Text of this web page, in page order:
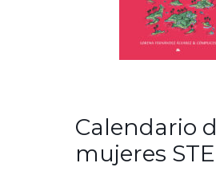
Calendario
mujeres